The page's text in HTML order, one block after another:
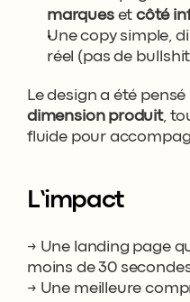
marques et côté
Une copy simple,
réel (pas de
dimension produit,
fluide pour
L’impact
→ Une landing page
moins de 30
→ Une meilleure